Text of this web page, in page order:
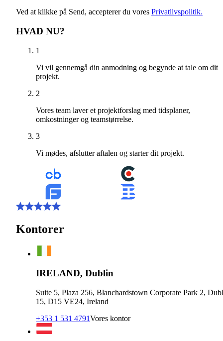
Ved at klikke på Send, accepterer du vores Privatlivspolitik.
HVAD NU?
1
Vi vil gennemgå din anmodning og begynde at tale om dit
projekt.
2
Vores team laver et projektforslag med tidsplaner,
omkostninger og teamstørrelse.
3
Vi mødes, afslutter aftalen og starter dit projekt.
Kontorer
IRELAND, Dublin
Suite 5, Plaza 256, Blanchardstown Corporate Park 2,
15, D15 VE24, Ireland
+353 1 531 4791Vores kontor